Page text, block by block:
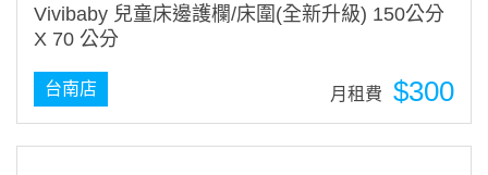
Vivibaby 兒童床邊護欄/床圍(全新升級) 150公分
X 70 公分
$300
月租費
台南店